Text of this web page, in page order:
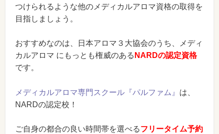
つけられるような他のメディカルアロマ資格の取得を
目指しましょう。
おすすめなのは、日本アロマ３大協会のうち、メディ
カルアロマ にもっとも権威のある NARDの認定資格
です。
メディカルアロマ専門スクール『パルファム』 は、
NARDの認定校！
ご自身の都合の良い時間帯を選べるフリータイム予約